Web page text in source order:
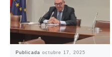
Publicada octubre 17, 2025